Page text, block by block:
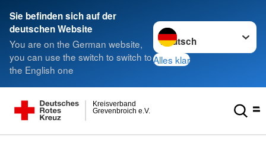
Sie befinden sich auf der
deutschen Website
You are on the German website,
you can use the switch to switch to
the English one
Sprache wechseln zu
Alles klar
Grevenbroich e.V.
Kreisverband